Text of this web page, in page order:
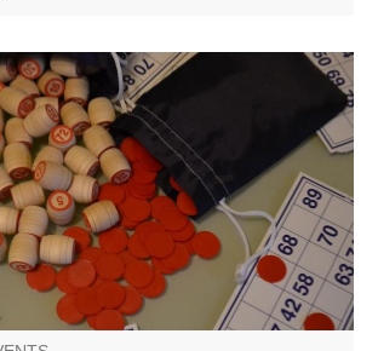
Animations . Many prizes to be won